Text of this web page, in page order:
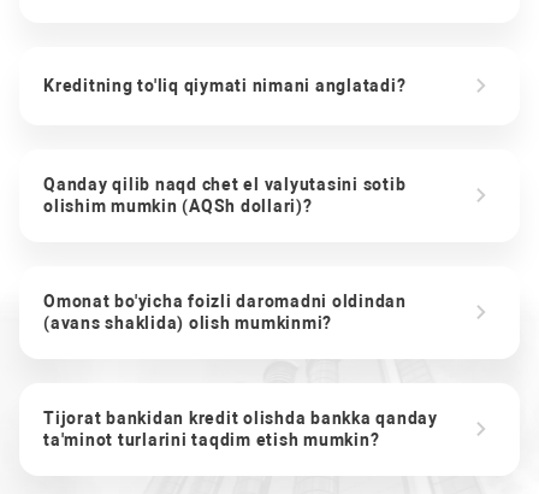
Kreditning to'liq qiymati nimani anglatadi?
Qanday qilib naqd chet el valyutasini sotib
olishim mumkin (AQSh dollari)?
Omonat bo'yicha foizli daromadni oldindan
(avans shaklida) olish mumkinmi?
Tijorat bankidan kredit olishda bankka qanday
ta'minot turlarini taqdim etish mumkin?